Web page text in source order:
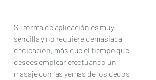
Su forma de aplicación es muy
sencilla y no requiere demasiada
dedicación, más que el tiempo que
desees emplear efectuando un
masaje con las yemas de los dedos